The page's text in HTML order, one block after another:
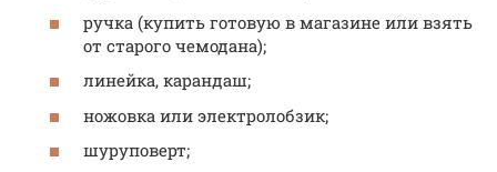
ручка (купить готовую в магазине или взять
от старого чемодана);
линейка, карандаш;
ножовка или электролобзик;
шуруповерт;